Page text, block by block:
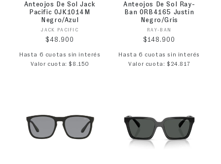
Anteojos De Sol Jack
Pacific 0JK1014M
Negro/Azul
Proveedor:
JACK PACIFIC
Precio habitual
$48.900
Hasta 6 cuotas sin interés
Valor cuota: $8.150
Anteojos De Sol Ray-
Ban 0RB4165 Justin
Negro/Gris
Proveedor:
RAY-BAN
Precio habitual
$148.900
Hasta 6 cuotas sin interés
Valor cuota: $24.817